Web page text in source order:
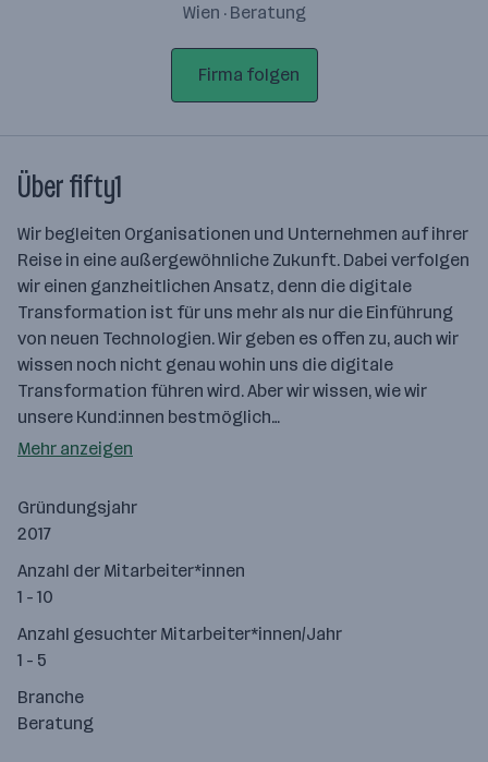
Wien · Beratung
Firma folgen
Über fifty1
Wir begleiten Organisationen und Unternehmen auf ihrer
Reise in eine außergewöhnliche Zukunft. Dabei verfolgen
wir einen ganzheitlichen Ansatz, denn die digitale
Transformation ist für uns mehr als nur die Einführung
von neuen Technologien. Wir geben es offen zu, auch wir
wissen noch nicht genau wohin uns die digitale
Transformation führen wird. Aber wir wissen, wie wir
unsere Kund:innen bestmöglich…
Mehr anzeigen
Gründungsjahr
2017
Anzahl der Mitarbeiter*innen
1 - 10
Anzahl gesuchter Mitarbeiter*innen/Jahr
1 - 5
Branche
Beratung